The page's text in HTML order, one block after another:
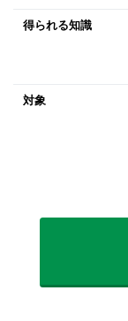
得られる知識
対象